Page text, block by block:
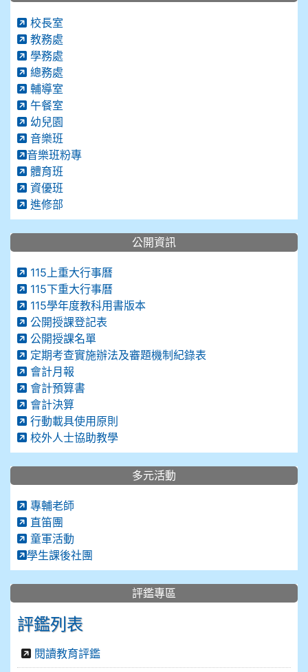
校長室
教務處
學務處
總務處
輔導室
午餐室
幼兒園
音樂班
音樂班粉專
體育班
資優班
進修部
公開資訊
115上重大行事曆
115下重大行事曆
115學年度教科用書版本
公開授課登記表
公開授課名單
定期考查實施辦法及審題機制紀錄表
會計月報
會計預算書
會計決算
行動載具使用原則
校外人士協助教學
多元活動
專輔老師
直笛團
童軍活動
學生課後社團
評鑑專區
評鑑列表
閱讀教育評鑑